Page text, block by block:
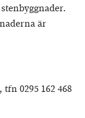
är
0295 162 468